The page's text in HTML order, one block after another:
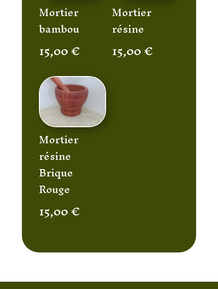
Mortier
bambou
15,00€
Mortier
résine
15,00€
Mortier
résine
Brique
Rouge
15,00€